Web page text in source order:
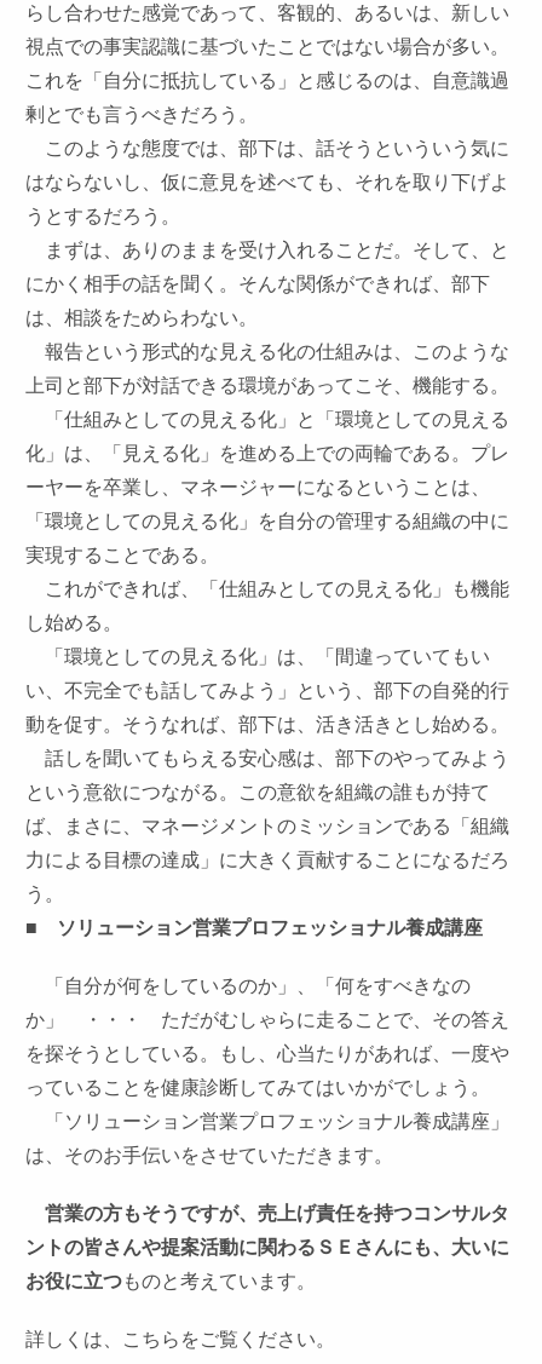
らし合わせた感覚であって、客観的、あるいは、新しい
視点での事実認識に基づいたことではない場合が多い。
これを「自分に抵抗している」と感じるのは、自意識過
剰とでも言うべきだろう。
このような態度では、部下は、話そうといういう気に
はならないし、仮に意見を述べても、それを取り下げよ
うとするだろう。
まずは、ありのままを受け入れることだ。そして、と
にかく相手の話を聞く。そんな関係ができれば、部下
は、相談をためらわない。
報告という形式的な見える化の仕組みは、このような
上司と部下が対話できる環境があってこそ、機能する。
「仕組みとしての見える化」と「環境としての見える
化」は、「見える化」を進める上での両輪である。プレ
ーヤーを卒業し、マネージャーになるということは、
「環境としての見える化」を自分の管理する組織の中に
実現することである。
これができれば、「仕組みとしての見える化」も機能
し始める。
「環境としての見える化」は、「間違っていてもい
い、不完全でも話してみよう」という、部下の自発的行
動を促す。そうなれば、部下は、活き活きとし始める。
話しを聞いてもらえる安心感は、部下のやってみよう
という意欲につながる。この意欲を組織の誰もが持て
ば、まさに、マネージメントのミッションである「組織
力による目標の達成」に大きく貢献することになるだろ
う。
■ ソリューション営業プロフェッショナル養成講座
「自分が何をしているのか」、「何をすべきなの
か」 ・・・ ただがむしゃらに走ることで、その答え
を探そうとしている。もし、心当たりがあれば、一度や
っていることを健康診断してみてはいかがでしょう。
「ソリューション営業プロフェッショナル養成講座」
は、そのお手伝いをさせていただきます。
営業の方もそうですが、売上げ責任を持つコンサルタ
ントの皆さんや提案活動に関わるＳＥさんにも、大いに
お役に立つものと考えています。
詳しくは、こちらをご覧ください。